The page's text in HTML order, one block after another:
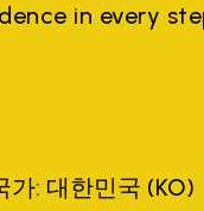
in every
국
가: 대한민국 (KO)